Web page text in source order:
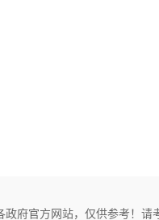
府官方网站，仅供参考！请